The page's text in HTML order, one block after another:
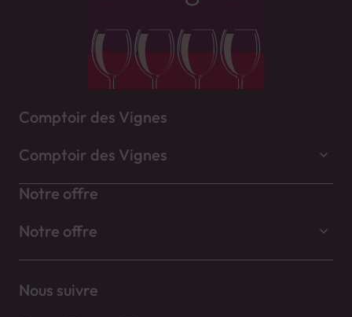
Comptoir des Vignes
Comptoir des Vignes
Notre offre
Notre offre
Nous suivre